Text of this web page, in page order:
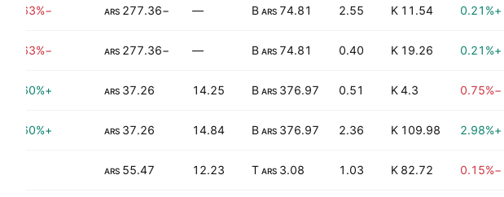
+0.21%
11.54 K
2.55
74.81 B
ARS
—
−277.36
ARS
−89.63%
+0.21%
19.26 K
0.40
74.81 B
ARS
—
−277.36
ARS
−89.63%
−0.75%
4.3 K
0.51
376.97 B
ARS
14.25
37.26
ARS
+55.60%
+2.98%
109.98 K
2.36
376.97 B
ARS
14.84
37.26
ARS
+55.60%
−0.15%
82.72 K
1.03
3.08 T
ARS
12.23
55.47
ARS